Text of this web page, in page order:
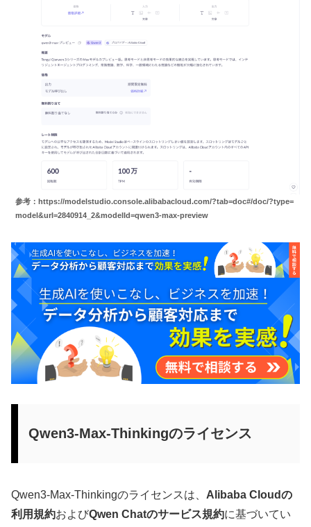
参考：https://modelstudio.console.alibabacloud.com/?tab=doc#/doc/?type=
model&url=2840914_2&modelId=qwen3-max-preview
Qwen3-Max-Thinkingのライセンス
Qwen3-Max-Thinkingのライセンスは、 Alibaba Cloudの
利用規約およびQwen Chatのサービス規約に基づいてい